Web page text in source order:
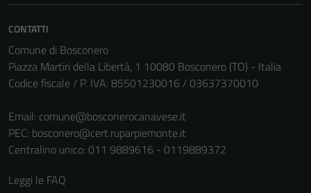
CONTATTI
Comune di Bosconero
Piazza Martiri della Libertà, 1 10080 Bosconero (TO) - Italia
Codice fiscale / P. IVA: 85501230016 / 03637370010
Email: comune@bosconerocanavese.it
PEC: bosconero@cert.ruparpiemonte.it
Centralino unico: 011 9889616 - 0119889372
Leggi le FAQ
Questi cookie
funzionamento
del sito e non
possono
disabilitati.
Questi cookie
non raccolgono